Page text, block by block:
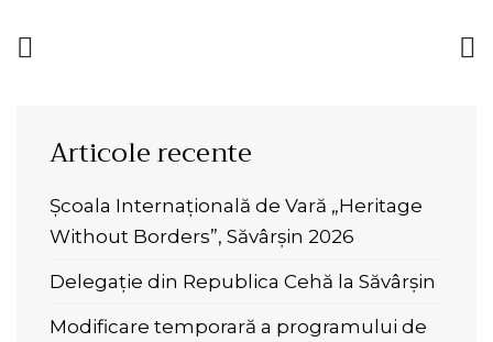
Articole recente
Școala Internațională de Vară „Heritage
Without Borders”, Săvârșin 2026
Delegație din Republica Cehă la Săvârșin
Modificare temporară a programului de